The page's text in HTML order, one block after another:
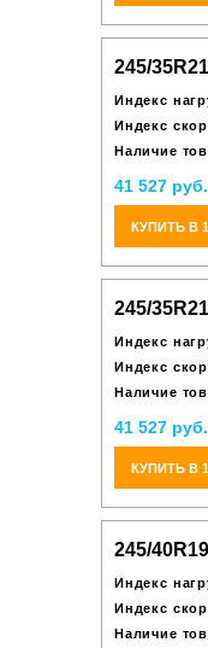
245/35R21
Индекс
Индекс
Наличие
41 527
КУПИТЬ В
245/35R21
Индекс
Индекс
Наличие
41 527
КУПИТЬ В
245/40R19
Индекс
Индекс
Наличие